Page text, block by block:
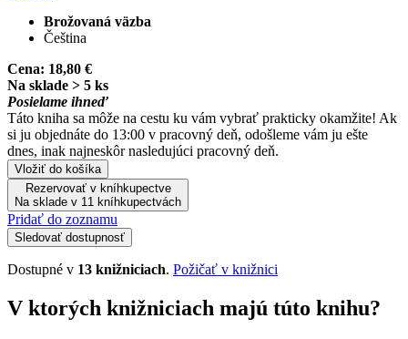
Brožovaná väzba
Čeština
Cena: 18,80 €
Na sklade > 5 ks
Posielame ihneď
Táto kniha sa môže na cestu ku vám vybrať prakticky okamžite! Ak
si ju objednáte do 13:00 v pracovný deň, odošleme vám ju ešte
dnes, inak najneskôr nasledujúci pracovný deň.
Vložiť do košíka
Rezervovať v kníhkupectve
Na sklade v 11 kníhkupectvách
Pridať do zoznamu
Sledovať dostupnosť
Dostupné v 13 knižniciach. Požičať v knižnici
V ktorých knižniciach majú túto knihu?